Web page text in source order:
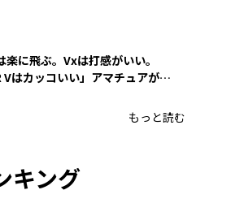
楽に飛ぶ。Vxは打感がいい。
Vはカッコいい」アマチュアが選
もっと読む
キング